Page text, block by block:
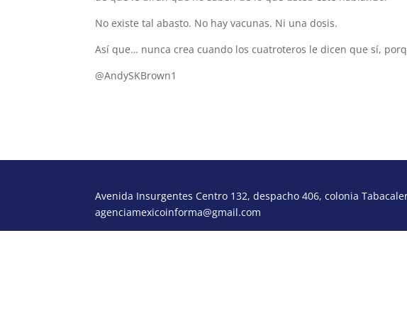
No existe tal abasto. No hay vacunas. Ni una dosis.
Así que… nunca crea cuando los cuatroteros le dicen que sí,
@AndySKBrown1
Avenida Insurgentes Centro 132, despacho 406, colonia
agenciamexicoinforma@gmail.com